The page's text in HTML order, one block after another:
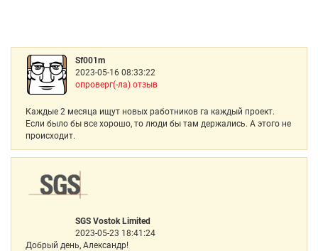
Sf001m
2023-05-16 08:33:22
опроверг(-ла) отзыв
Каждые 2 месяца ищут новых работников га каждый проект.
Если было бы все хорошо, то люди бы там держались. А этого не
происходит.
SGS Vostok Limited
2023-05-23 18:41:24
Добрый день, Александр!